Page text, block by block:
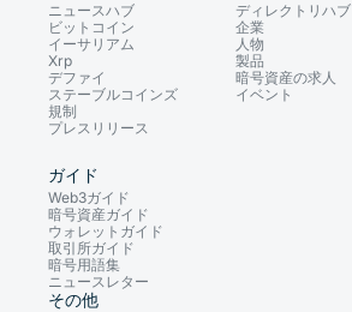
ニュースハブ
ビットコイン
イーサリアム
Xrp
デファイ
ステーブルコインズ
規制
プレスリリース
ディレクトリハブ
企業
人物
製品
暗号資産の求人
イベント
ガイド
Web3ガイド
暗号資産ガイド
ウォレットガイド
取引所ガイド
暗号用語集
ニュースレター
その他